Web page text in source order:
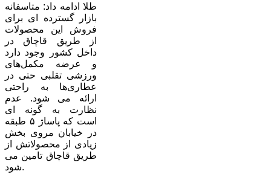
طلا ادامه داد: متاسفانه
بازار گسترده ای برای
فروش این محصولات
از طریق قاچاق در
داخل کشور وجود دارد
و عرضه مکمل‌های
ورزشی تقلبی حتی در
عطاری‌ها به راحتی
ارائه می شود. عدم
نظارت به گونه ای
است که پاساژ ۵ طبقه
در خیابان مروی بخش
زیادی از محصولاتش از
طریق قاچاق تامین می
شود.